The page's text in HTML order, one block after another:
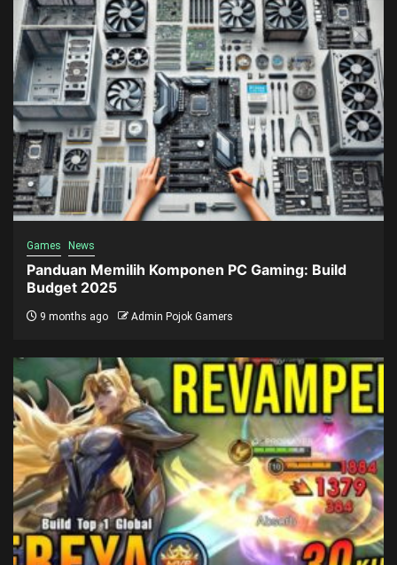
Games News
Panduan Memilih Komponen PC Gaming: Build
Budget 2025
9 months ago Admin Pojok Gamers